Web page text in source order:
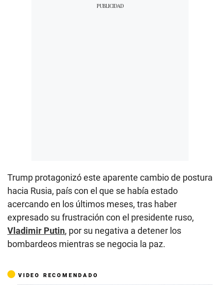
Trump protagonizó este aparente cambio de postura
hacia Rusia, país con el que se había estado
acercando en los últimos meses, tras haber
expresado su frustración con el presidente ruso,
Vladimir Putin, por su negativa a detener los
bombardeos mientras se negocia la paz.
VIDEO RECOMENDADO